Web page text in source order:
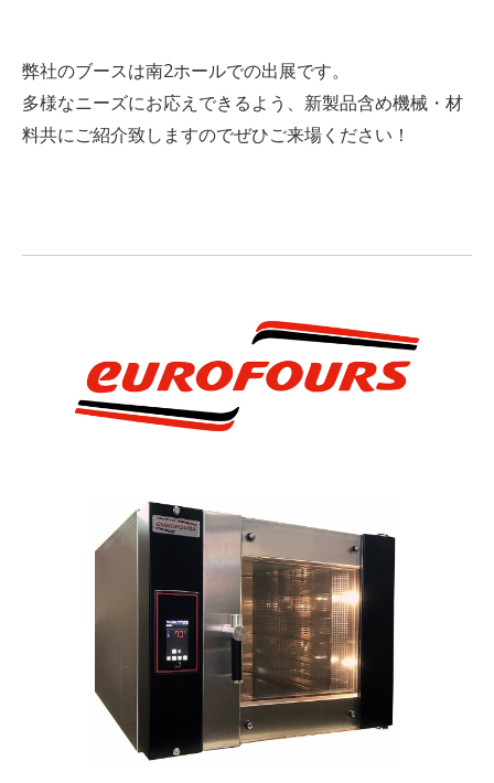
弊社のブースは南2ホールでの出展です。
多様なニーズにお応えできるよう、新製品含め機械・材
料共にご紹介致しますのでぜひご来場ください！